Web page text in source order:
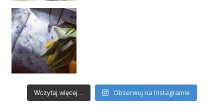
Wczytaj więcej... Obserwuj na Instagramie